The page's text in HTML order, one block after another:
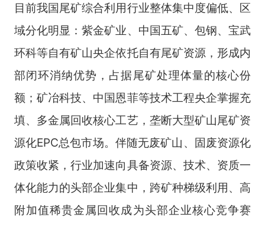
目前我国尾矿综合利用行业整体集中度偏低、区
域分化明显：紫金矿业、中国五矿、包钢、宝武
环科等自有矿山央企依托自有尾矿资源，形成内
部闭环消纳优势，占据尾矿处理体量的核心份
额；矿冶科技、中国恩菲等技术工程央企掌握充
填、多金属回收核心工艺，垄断大型矿山尾矿资
源化EPC总包市场。伴随无废矿山、固废资源化
政策收紧，行业加速向具备资源、技术、资质一
体化能力的头部企业集中，跨矿种梯级利用、高
附加值稀贵金属回收成为头部企业核心竞争赛